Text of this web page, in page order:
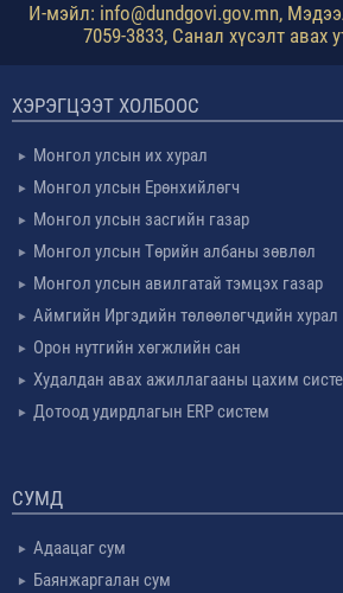
И-мэйл: info@dundgovi.gov.mn,
7059-3833, Санал хүсэлт авах
ХЭРЭГЦЭЭТ ХОЛБООС
Монгол улсын их хурал
Монгол улсын Ерөнхийлөгч
Монгол улсын засгийн газар
Монгол улсын Төрийн албаны зөвлөл
Монгол улсын авилгатай тэмцэх газар
Аймгийн Иргэдийн төлөөлөгчдийн хурал
Орон нутгийн хөгжлийн сан
Худалдан авах ажиллагааны цахим
Дотоод удирдлагын ERP систем
СУМД
Адаацаг сум
Баянжаргалан сум